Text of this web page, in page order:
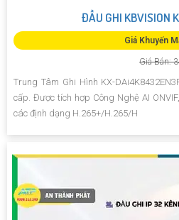
ĐẦU GHI KBVISION
Giá Khuyến
Giá Bán:
Trung Tâm Ghi Hình KX-
cấp. Được tích hợp Công Nghệ AI
các định dạng H.265+/H.265/H